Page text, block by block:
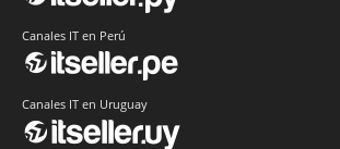
Canales IT en Perú
Canales IT en Uruguay